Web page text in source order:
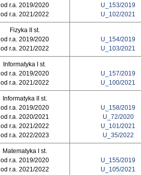
od r.a. 2019/2020
od r.a. 2021/2022
U_153/2019
U_102/2021
Fizyka II st.
od r.a. 2019/2020
od r.a. 2021/2022
U_154/2019
U_103/2021
Informatyka I st.
od r.a. 2019/2020
od r.a. 2021/2022
U_157/2019
U_100/2021
Informatyka II st.
od r.a. 2019/2020
od r.a. 2020/2021
od r.a. 2021/2022
od r.a. 2022/2023
U_158/2019
U_72/2020
U_101/2021
U_35/2022
Matematyka I st.
od r.a. 2019/2020
od r.a. 2021/2022
U_155/2019
U_105/2021